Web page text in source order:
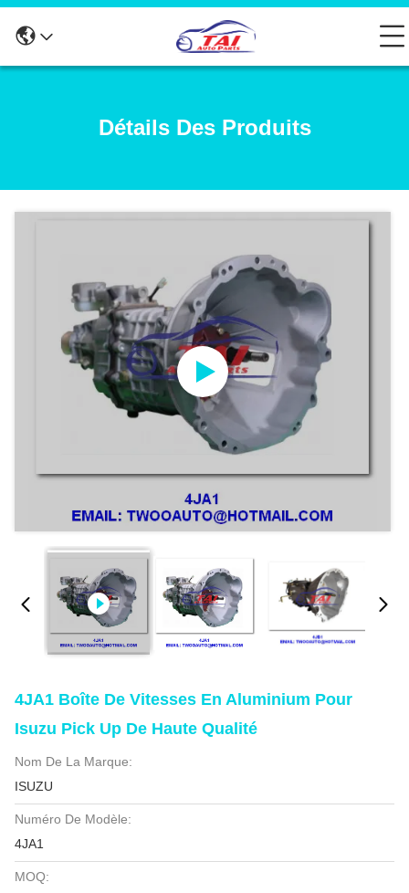
Détails Des Produits
4JA1 Boîte De Vitesses En Aluminium Pour
Isuzu Pick Up De Haute Qualité
Nom De La Marque:
ISUZU
Numéro De Modèle:
4JA1
MOQ: